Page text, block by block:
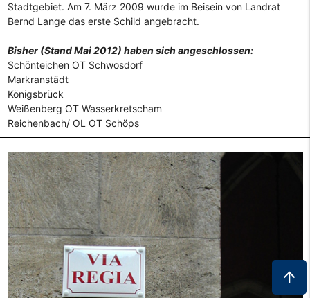
Stadtgebiet. Am 7. März 2009 wurde im Beisein von Landrat
Bernd Lange das erste Schild angebracht.
Bisher (Stand Mai 2012) haben sich angeschlossen:
Schönteichen OT Schwosdorf
Markranstädt
Königsbrück
Weißenberg OT Wasserkretscham
Reichenbach/ OL OT Schöps
arrow_upward